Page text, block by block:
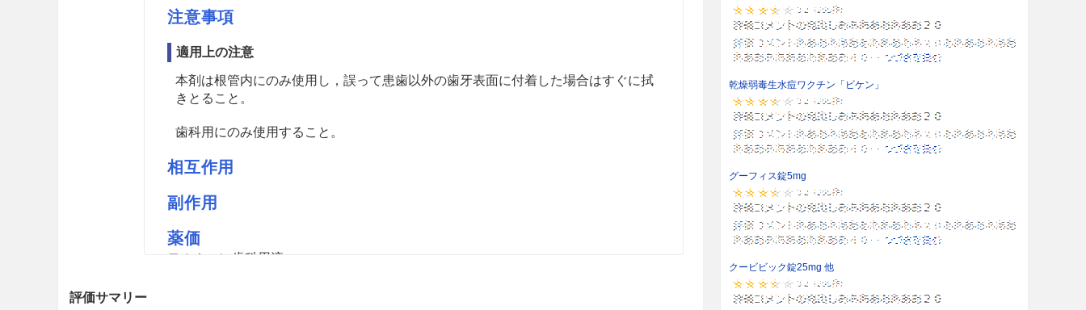
注意事項
適用上の注意
本剤は根管内にのみ使用し，誤って患歯以外の歯牙表面に付着した場合はすぐに拭
きとること 。
歯科用にのみ使用すること。
相互作用
副作用
薬価
モルホニン歯科用液
評価サマリー
乾燥弱毒生水痘ワクチン「ビケン」
グーフィス錠5mg
クービビック錠25mg 他